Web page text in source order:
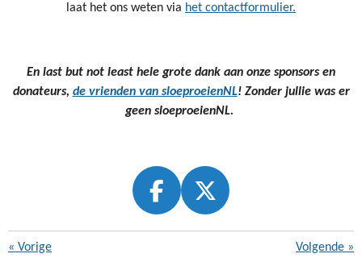
laat het ons weten via het contactformulier.
En last but not least hele grote dank aan onze sponsors en
donateurs, de vrienden van sloeproeienNL! Zonder jullie was er
geen sloeproeienNL.
F
X
« Vorige Volgende »